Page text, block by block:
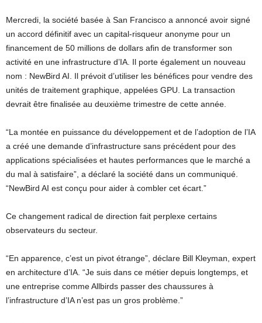
Mercredi, la société basée à San Francisco a annoncé avoir signé
un accord définitif avec un capital-risqueur anonyme pour un
financement de 50 millions de dollars afin de transformer son
activité en une infrastructure d’IA. Il porte également un nouveau
nom : NewBird AI. Il prévoit d’utiliser les bénéfices pour vendre des
unités de traitement graphique, appelées GPU. La transaction
devrait être finalisée au deuxième trimestre de cette année.
“La montée en puissance du développement et de l’adoption de l’IA
a créé une demande d’infrastructure sans précédent pour des
applications spécialisées et hautes performances que le marché a
du mal à satisfaire”, a déclaré la société dans un communiqué.
“NewBird AI est conçu pour aider à combler cet écart.”
Ce changement radical de direction fait perplexe certains
observateurs du secteur.
“En apparence, c’est un pivot étrange”, déclare Bill Kleyman, expert
en architecture d’IA. “Je suis dans ce métier depuis longtemps, et
une entreprise comme Allbirds passer des chaussures à
l’infrastructure d’IA n’est pas un gros problème.”